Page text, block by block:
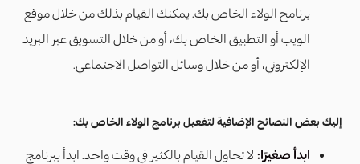
برنامج الولاء الخاص بك. يمكنك القيام بذلك من خلال موقع
الويب أو التطبيق الخاص بك، أو من خلال التسويق عبر البريد
الإلكتروني، أو من خلال وسائل التواصل الاجتماعي.
إليك بعض النصائح الإضافية لتفعيل برنامج الولاء الخاص بك:
ابدأ صغيرًا: لا تحاول القيام بالكثير في وقت واحد. ابدأ ببرنامج